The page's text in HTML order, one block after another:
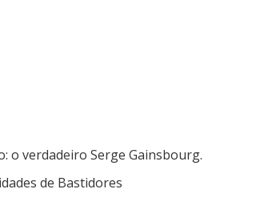
o verdadeiro Serge Gainsbourg.
de Bastidores